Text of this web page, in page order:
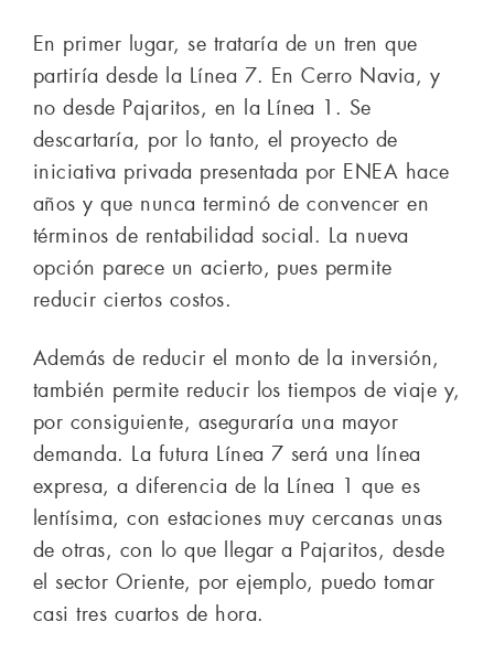
En primer lugar, se trataría de un tren que
partiría desde la Línea 7. En Cerro Navia, y
no desde Pajaritos, en la Línea 1. Se
descartaría, por lo tanto, el proyecto de
iniciativa privada presentada por ENEA hace
años y que nunca terminó de convencer en
términos de rentabilidad social. La nueva
opción parece un acierto, pues permite
reducir ciertos costos.
Además de reducir el monto de la inversión,
también permite reducir los tiempos de viaje y,
por consiguiente, aseguraría una mayor
demanda. La futura Línea 7 será una línea
expresa, a diferencia de la Línea 1 que es
lentísima, con estaciones muy cercanas unas
de otras, con lo que llegar a Pajaritos, desde
el sector Oriente, por ejemplo, puedo tomar
casi tres cuartos de hora.